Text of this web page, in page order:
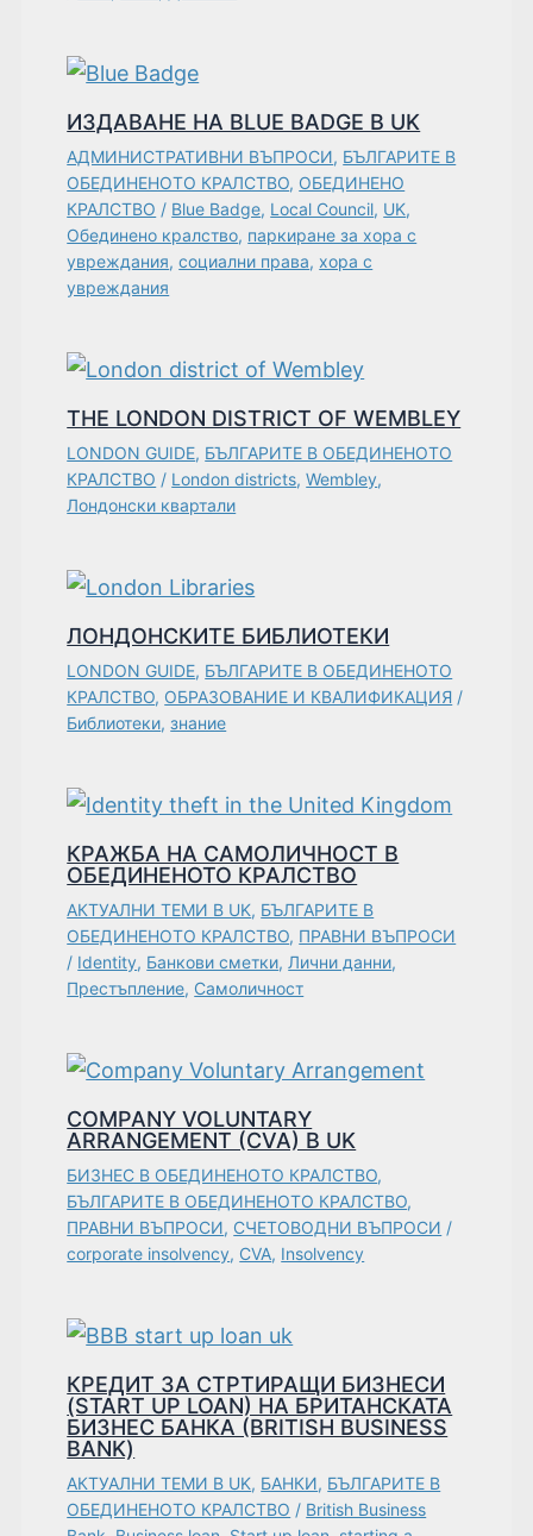
ИЗДАВАНЕ НА BLUE BADGE В UK
АДМИНИСТРАТИВНИ ВЪПРОСИ, БЪЛГАРИТЕ В
ОБЕДИНЕНОТО КРАЛСТВО, ОБЕДИНЕНО
КРАЛСТВО / Blue Badge, Local Council, UK,
Обединено кралство, паркиране за хора с
увреждания,социални права,хора с
увреждания
THE LONDON DISTRICT OF WEMBLEY
LONDON GUIDE, БЪЛГАРИТЕ В ОБЕДИНЕНОТО
КРАЛСТВО / London districts,Wembley,
Лондонски квартали
ЛОНДОНСКИТЕ БИБЛИОТЕКИ
LONDON GUIDE, БЪЛГАРИТЕ В ОБЕДИНЕНОТО
КРАЛСТВО, ОБРАЗОВАНИЕ И КВАЛИФИКАЦИЯ /
Библиотеки,знание
КРАЖБА НА САМОЛИЧНОСТ В
ОБЕДИНЕНОТО КРАЛСТВО
АКТУАЛНИ ТЕМИ В UK, БЪЛГАРИТЕ В
ОБЕДИНЕНОТО КРАЛСТВО, ПРАВНИ ВЪПРОСИ
/ Identity, Банкови сметки, Лични данни,
Престъпление, Самоличност
COMPANY VOLUNTARY
ARRANGEMENT (CVA) В UK
БИЗНЕС В ОБЕДИНЕНОТО КРАЛСТВО,
БЪЛГАРИТЕ В ОБЕДИНЕНОТО КРАЛСТВО,
ПРАВНИ ВЪПРОСИ, СЧЕТОВОДНИ ВЪПРОСИ /
corporate insolvency, CVA, Insolvency
КРЕДИТ ЗА СТРТИРАЩИ БИЗНЕСИ
(START UP LOAN) НА БРИТАНСКАТА
БИЗНЕС БАНКА (BRITISH BUSINESS
BANK)
АКТУАЛНИ ТЕМИ В UK, БАНКИ, БЪЛГАРИТЕ В
ОБЕДИНЕНОТО КРАЛСТВО / British Business